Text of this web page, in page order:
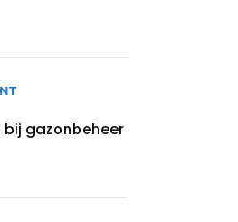
gazonbeheer